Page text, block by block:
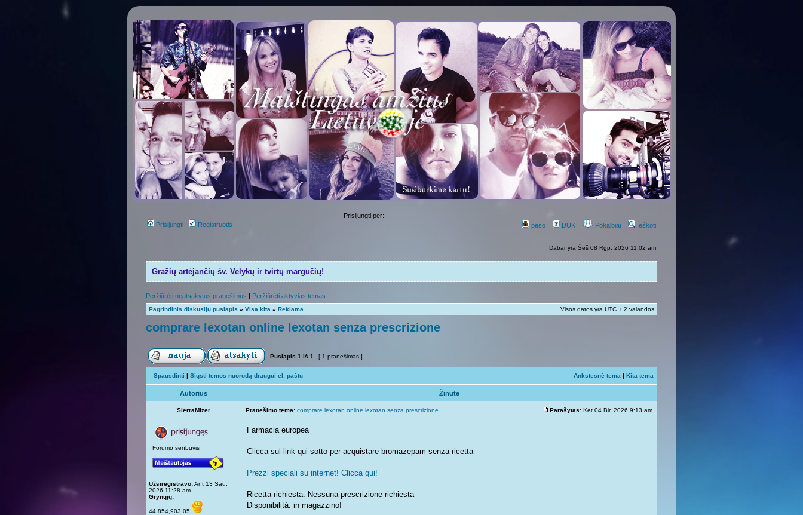
Prisijungti Registruotis
Prisijungti per:
peso
DUK Pokalbiai Ieškoti
Dabar yra Šeš 08 Rgp, 2026 11:02 am
Gražių artėjančių šv. Velykų ir tvirtų margučių!
Peržiūrėti neatsakytus pranešimus | Peržiūrėti aktyvias temas
Pagrindinis diskusijų puslapis » Visa kita » Reklama Visos datos yra UTC + 2 valandos
comprare lexotan online lexotan senza prescrizione
Puslapis 1 iš 1 [ 1 pranešimas ]
Spausdinti | Siųsti temos nuorodą draugui el. paštu Ankstesnė tema | Kita tema
Autorius Žinutė
SierraMizer Pranešimo tema: comprare lexotan online lexotan senza prescrizione Parašytas: Ket 04 Bir, 2026 9:13 am
Forumo senbuvis
Užsiregistravo:Ant 13 Sau,
2026 11:28 am
Grynųjų:
44,854,903.05
Farmacia europea
Clicca sul link qui sotto per acquistare bromazepam senza ricetta
Prezzi speciali su internet! Clicca qui!
Ricetta richiesta: Nessuna prescrizione richiesta
Disponibilità: in magazzino!